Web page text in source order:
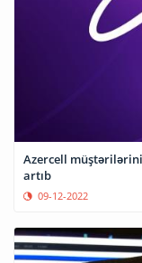
Azercell
artıb
09-12-2022